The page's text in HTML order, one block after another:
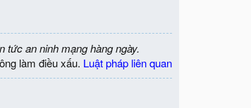
tức an ninh mạng hàng ngày.
làm điều xấu. Luật pháp liên quan